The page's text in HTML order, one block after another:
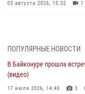
03 августа 2026, 15:32 1
03 августа 2026, 15:08 1
В Подмосковье отметили
«Пересвет»
02 августа 2026, 18:01
ПОПУЛЯРНЫЕ НОВОСТИ
В Байконуре прошла
(видео)
17 июля 2026, 14:40 3